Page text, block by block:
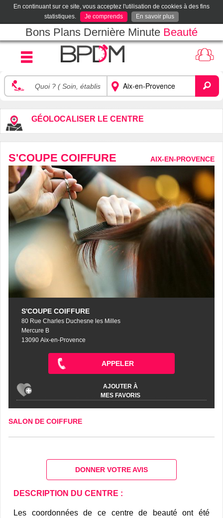
En continuant sur ce site, vous acceptez l'utilisation de cookies à des fins
statistiques.
Je comprends En savoir plus
Bons Plans Dernière Minute Beauté
GÉOLOCALISER LE CENTRE
S'COUPE COIFFURE AIX-EN-PROVENCE
S'COUPE COIFFURE
80 Rue Charles Duchesne les Milles
Mercure B
13090 Aix-en-Provence
APPELER
AJOUTER À
MES FAVORIS
SALON DE COIFFURE
DONNER VOTRE AVIS
DESCRIPTION DU CENTRE :
Les coordonnées de ce centre de beauté ont été